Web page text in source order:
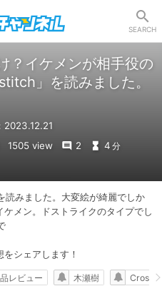
SEARCH
？イケメンが相手役の
」を読みました。
2023.12.21
1505 view 2 4 分
みました。大変絵が綺麗でしか
メン。ドストライクのタイプでし
シェアします！
レビュー 木瀬樹 Cross-